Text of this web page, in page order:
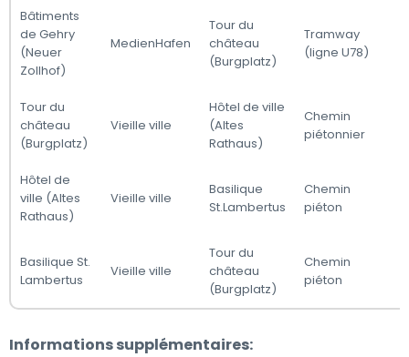
Bâtiments
de Gehry
(Neuer
Zollhof)
MedienHafen
Tour du
château
(Burgplatz)
Tramway
(ligne U78)
Tour du
château
(Burgplatz)
Vieille ville
Hôtel de ville
(Altes
Rathaus)
Chemin
piétonnier
Hôtel de
ville (Altes
Rathaus)
Vieille ville
Basilique
St.Lambertus
Chemin
piéton
Basilique St.
Lambertus
Vieille ville
Tour du
château
(Burgplatz)
Chemin
piéton
Informations supplémentaires: